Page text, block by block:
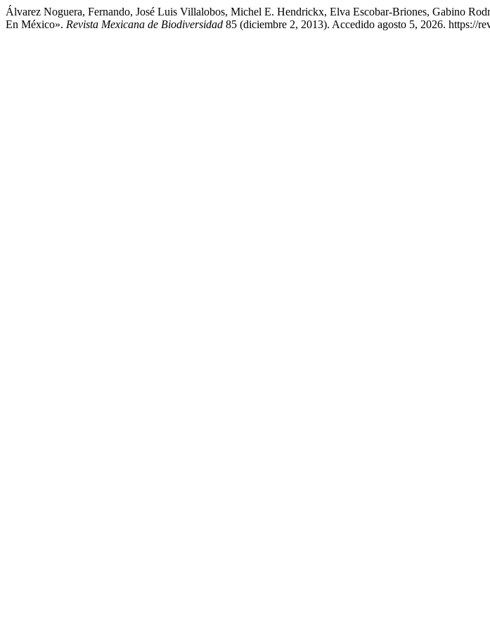
Álvarez Noguera, Fernando, José Luis Villalobos, Michel E. Hendrickx, Elva Escobar-Briones, Gabino
En México». Revista Mexicana de Biodiversidad 85 (diciembre 2, 2013). Accedido agosto 5, 2026. https://